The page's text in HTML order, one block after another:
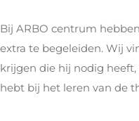
Bij ARBO centrum
extra te begeleiden. Wij
krijgen die hij nodig
hebt bij het leren van de